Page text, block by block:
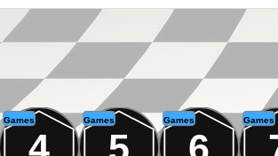
Games Games Games Games